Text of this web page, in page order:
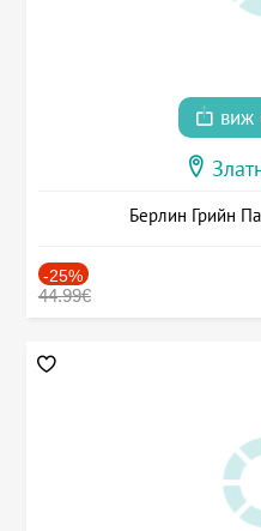
виж
Берлин Грийн
-25%
44.99€